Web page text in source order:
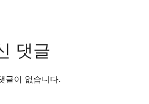
댓글
글이 없습니다.